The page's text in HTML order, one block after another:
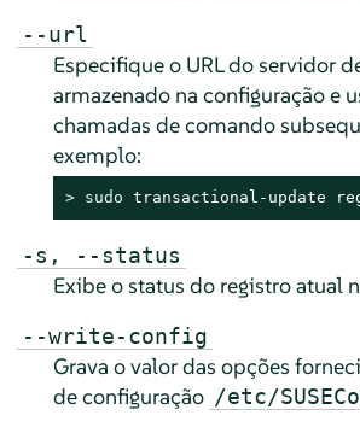
--url
Especifique o URL do servidor
armazenado na configuração e
chamadas de comando
exemplo:
> sudo transactional-update
-s, --status
Exibe o status do registro atual
--write-config
Grava o valor das opções
de configuração /etc/